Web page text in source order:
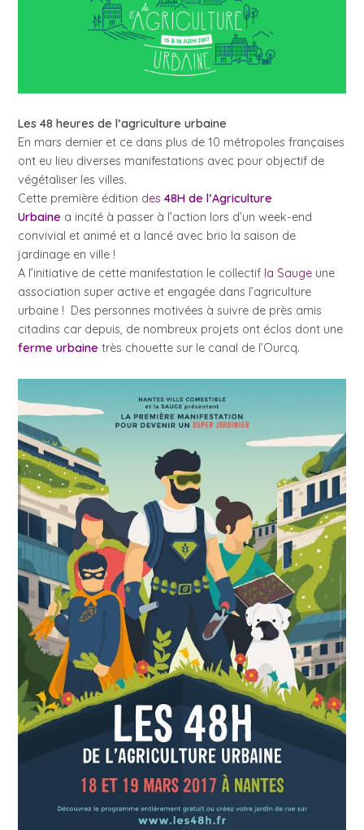
Les 48 heures de l’agriculture urbaine
En mars dernier et ce dans plus de 10 métropoles françaises
ont eu lieu diverses manifestations avec pour objectif de
végétaliser les villes.
Cette première édition des48H de l’Agriculture
Urbaine a incité à passer à l’action lors d’un week-end
convivial et animé et a lancé avec brio la saison de
jardinage en ville !
A l’initiative de cette manifestation le collectif la Sauge une
association super active et engagée dans l’agriculture
urbaine ! Des personnes motivées à suivre de près amis
citadins car depuis, de nombreux projets ont éclos dont une
ferme urbaine très chouette sur le canal de l’Ourcq.